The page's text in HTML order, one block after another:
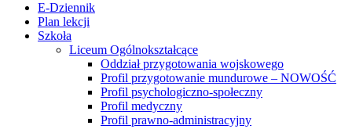
E-Dziennik
Plan lekcji
Szkoła
Liceum Ogólnokształcące
Oddział przygotowania wojskowego
Profil przygotowanie mundurowe – NOWOŚĆ
Profil psychologiczno-społeczny
Profil medyczny
Profil prawno-administracyjny